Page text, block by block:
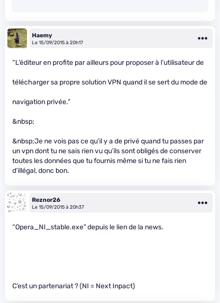
Haemy
Le 15/09/2015 à 20h17
“L’éditeur en profite par ailleurs pour proposer à l’utilisateur de
télécharger sa propre solution VPN quand il se sert du mode de
navigation privée.”
&nbsp;
&nbsp;Je ne vois pas ce qu’il y a de privé quand tu passes par
un vpn dont tu ne sais rien vu qu’ils sont obligés de conserver
toutes les données que tu fournis même si tu ne fais rien
d’illégal, donc bon.
Reznor26
Le 15/09/2015 à 20h37
“Opera_NI_stable.exe” depuis le lien de la news.
C’est un partenariat ? (NI = Next Inpact)